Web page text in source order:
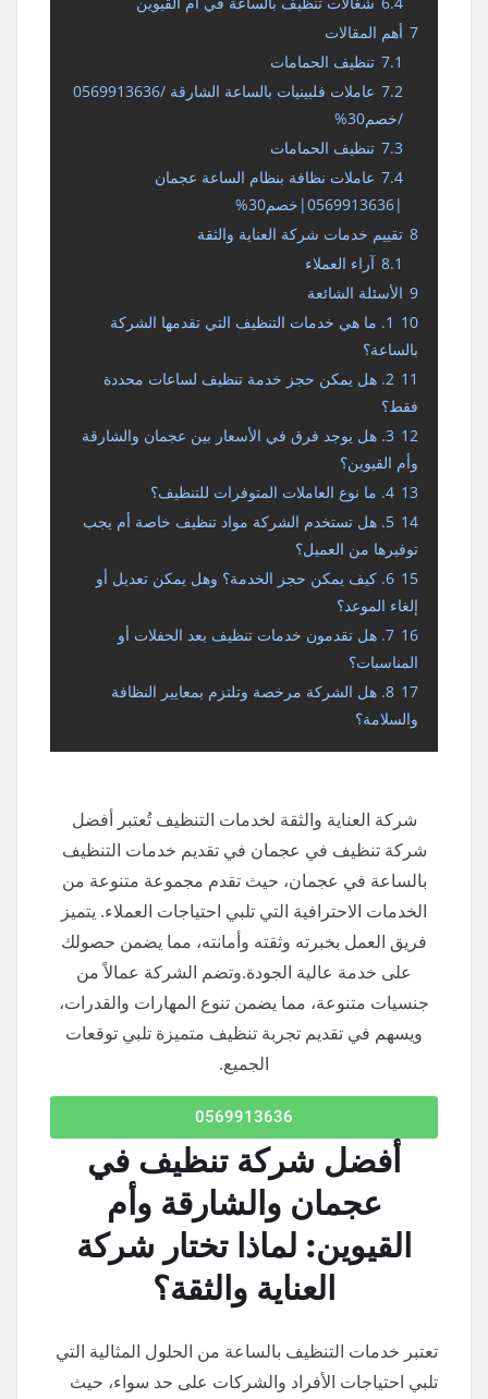
7 أهم المقالات
7.1 تنظيف الحمامات
7.2
عاملات فلبينيات بالساعة الشارقة /0569913636
/خصم30%
7.3 تنظيف الحمامات
7.4 عاملات نظافة بنظام الساعة عجمان
|0569913636|خصم30%
8 تقييم خدمات شركة العناية والثقة
8.1 آراء العملاء
9 الأسئلة الشائعة
10
1. ما هي خدمات التنظيف التي تقدمها الشركة
بالساعة؟
11
2. هل يمكن حجز خدمة تنظيف لساعات محددة
فقط؟
12
3. هل يوجد فرق في الأسعار بين عجمان والشارقة
وأم القيوين؟
13 4. ما نوع العاملات المتوفرات للتنظيف؟
14
5. هل تستخدم الشركة مواد تنظيف خاصة أم يجب
توفيرها من العميل؟
15
6. كيف يمكن حجز الخدمة؟ وهل يمكن تعديل أو
إلغاء الموعد؟
16
7. هل تقدمون خدمات تنظيف بعد الحفلات أو
المناسبات؟
17
8. هل الشركة مرخصة وتلتزم بمعايير النظافة
والسلامة؟
شركة العناية والثقة لخدمات التنظيف تُعتبر أفضل
شركة تنظيف في عجمان في تقديم خدمات التنظيف
بالساعة في عجمان، حيث تقدم مجموعة متنوعة من
الخدمات الاحترافية التي تلبي احتياجات العملاء. يتميز
فريق العمل بخبرته وثقته وأمانته، مما يضمن حصولك
على خدمة عالية الجودة.وتضم الشركة عمالاً من
جنسيات متنوعة، مما يضمن تنوع المهارات والقدرات،
ويسهم في تقديم تجربة تنظيف متميزة تلبي توقعات
الجميع.
0569913636
أفضل شركة تنظيف في
عجمانوالشارقة وأم
القيوين: لماذا تختار شركة
العناية والثقة؟
تعتبر خدمات التنظيف بالساعة من الحلول المثالية التي
تلبي احتياجات الأفراد والشركات على حد سواء، حيث